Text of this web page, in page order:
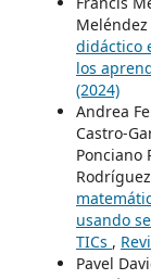
Meléndez
didáctico
los
(2024)
Andrea
Castro-
Ponciano
usando
TICs ,
Pavel